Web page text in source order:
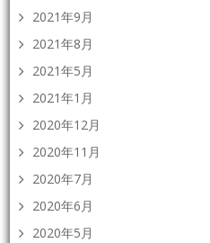
2021年9月
2021年8月
2021年5月
2021年1月
2020年12月
2020年11月
2020年7月
2020年6月
2020年5月